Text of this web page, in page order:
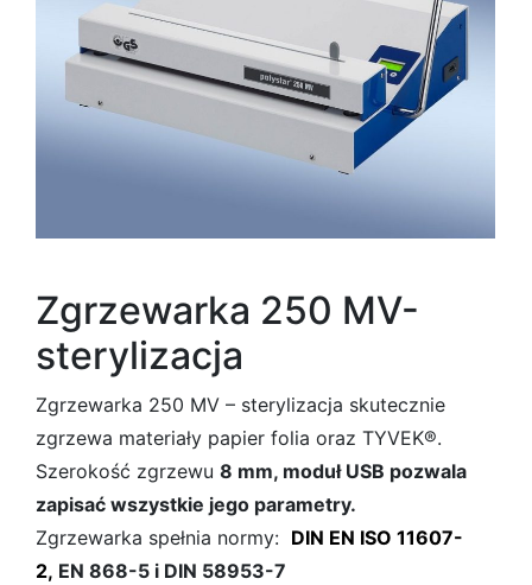
Zgrzewarka 250 MV-
sterylizacja
Zgrzewarka 250 MV – sterylizacja skutecznie
zgrzewa materiały papier folia oraz TYVEK®.
Szerokość zgrzewu 8 mm, moduł USB pozwala
zapisać wszystkie jego parametry.
Zgrzewarka spełnia normy: DIN EN ISO 11607-
2, EN 868-5 i DIN 58953-7